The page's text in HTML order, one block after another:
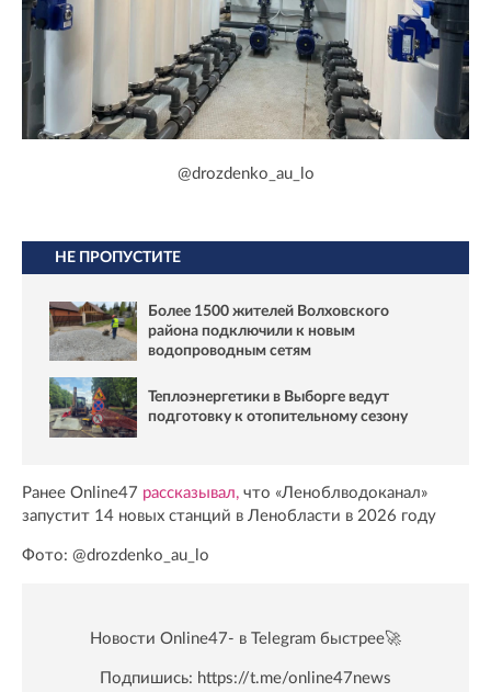
@drozdenko_au_lo
НЕ ПРОПУСТИТЕ
Более 1500 жителей Волховского
района подключили к новым
водопроводным сетям
Теплоэнергетики в Выборге ведут
подготовку к отопительному сезону
Ранее Online47 рассказывал, что «Леноблводоканал»
запустит 14 новых станций в Ленобласти в 2026 году
Фото: @drozdenko_au_lo
Новости Online47- в Telegram быстрее🚀
Подпишись: https://t.me/online47news